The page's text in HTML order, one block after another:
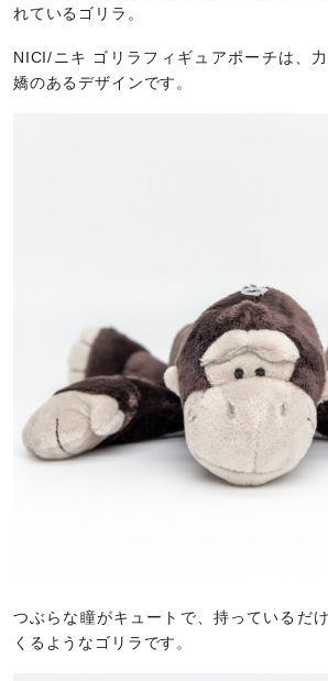
れているゴリラ。
NICI/ニキ ゴリラフィギュアポーチは、
嬌のあるデザインです。
つぶらな瞳がキュートで、持っているだ
くるようなゴリラです。